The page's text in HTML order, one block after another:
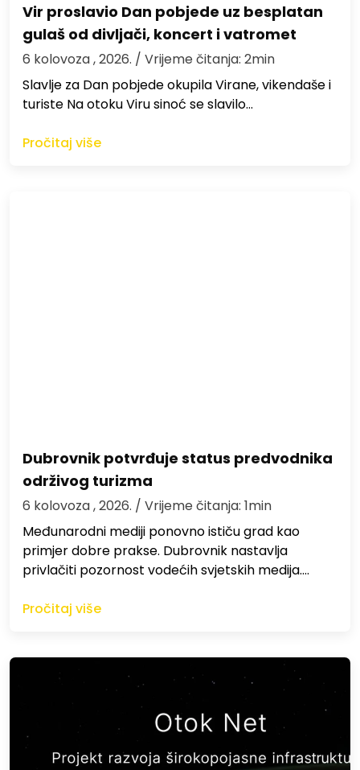
Vir proslavio Dan pobjede uz besplatan
gulaš od divljači, koncert i vatromet
6 kolovoza , 2026. / Vrijeme čitanja: 2min
Slavlje za Dan pobjede okupila Virane, vikendaše i
turiste Na otoku Viru sinoć se slavilo…
Pročitaj više
Dubrovnik potvrđuje status predvodnika
održivog turizma
6 kolovoza , 2026. / Vrijeme čitanja: 1min
Međunarodni mediji ponovno ističu grad kao
primjer dobre prakse. Dubrovnik nastavlja
privlačiti pozornost vodećih svjetskih medija.…
Pročitaj više